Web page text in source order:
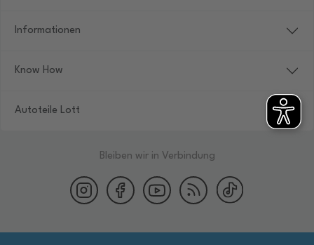
Informationen
Know How
Autoteile Lott
Bleiben wir in Verbindung